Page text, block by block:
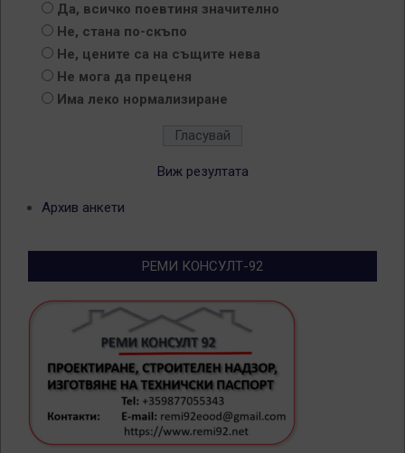
Да, всичко поевтиня значително
Не, стана по-скъпо
Не, цените са на същите нева
Не мога да преценя
Има леко нормализиране
Виж резултата
Архив анкети
РЕМИ КОНСУЛТ-92